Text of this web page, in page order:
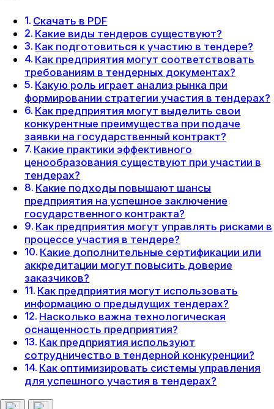
Скачать в PDF
Какие виды тендеров существуют?
Как подготовиться к участию в тендере?
Как предприятия могут соответствовать
требованиям в тендерных документах?
Какую роль играет анализ рынка при
формировании стратегии участия в тендерах?
Как предприятия могут выделить свои
конкурентные преимущества при подаче
заявки на государственный контракт?
Какие практики эффективного
ценообразования существуют при участии в
тендерах?
Какие подходы повышают шансы
предприятия на успешное заключение
государственного контракта?
Как предприятия могут управлять рисками в
процессе участия в тендере?
Какие дополнительные сертификации или
аккредитации могут повысить доверие
заказчиков?
Как предприятия могут использовать
информацию о предыдущих тендерах?
Насколько важна технологическая
оснащенность предприятия?
Как предприятия используют
сотрудничество в тендерной конкуренции?
Как оптимизировать системы управления
для успешного участия в тендерах?